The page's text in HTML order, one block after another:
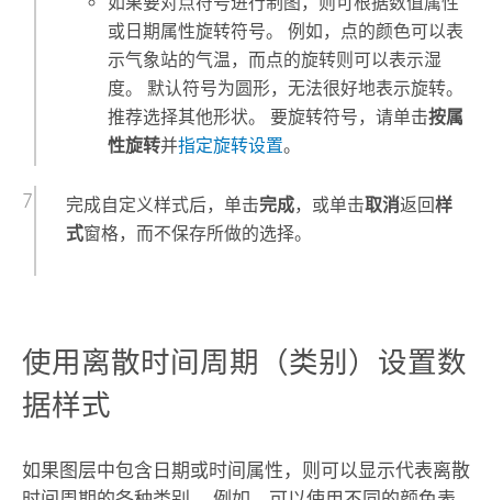
或日期属性旋转符号。 例如，点的颜色可以表
示气象站的气温，而点的旋转则可以表示湿
度。 默认符号为圆形，无法很好地表示旋转。
推荐选择其他形状。 要旋转符号，请单击按属
性旋转并指定旋转设置。
完成自定义样式后，单击完成，或单击取消返回样
式窗格，而不保存所做的选择。
使用离散时间周期（类别）设置数
据样式
如果图层中包含日期或时间属性，则可以显示代表离散